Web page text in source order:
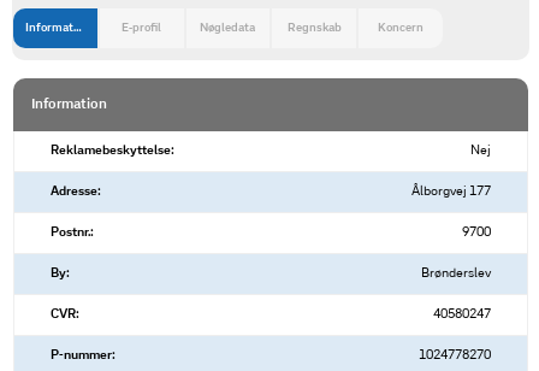
Information E-profil Nøgledata Regnskab Koncern
Information
Reklamebeskyttelse: Nej
Adresse: Ålborgvej 177
Postnr.: 9700
By: Brønderslev
CVR: 40580247
P-nummer: 1024778270